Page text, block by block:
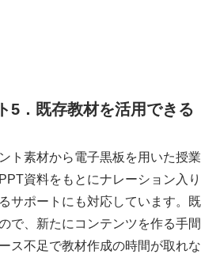
5．既存教材を活用できる
ト素材から電子黒板を用いた授業
資料をもとにナレーション入り
サポートにも対応しています。既
で、新たにコンテンツを作る手間
ス不足で教材作成の時間が取れな